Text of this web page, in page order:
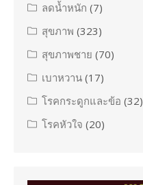
ลดน้ำหนัก (7)
สุขภาพ (323)
สุขภาพชาย (70)
เบาหวาน (17)
โรคกระดูกและข้อ (32)
โรคหัวใจ (20)